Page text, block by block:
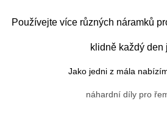
Používejte více různých náramků
klidně každý den
Jako jedni z mála
náhardní díly pro